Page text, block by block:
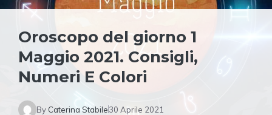
Oroscopo del giorno 1
Maggio 2021. Consigli,
Numeri E Colori
By Caterina Stabile30 Aprile 2021